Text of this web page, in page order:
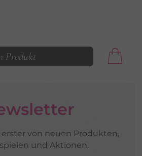
Produkt
erster von neuen Produkten,
und Aktionen.